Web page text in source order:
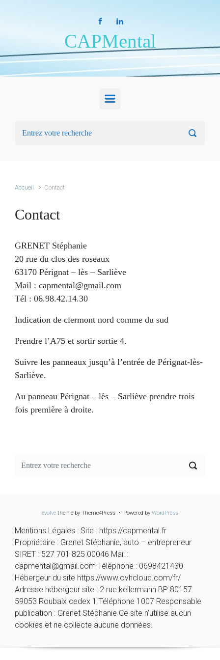
CAPMental
Accueil Contact
Contact
GRENET Stéphanie
20 rue du clos des roseaux
63170 Pérignat – lès – Sarliève
Mail : capmental@gmail.com
Tél : 06.98.42.14.30
Indication de clermont nord comme du sud
Prendre l’A75 et sortir sortie 4.
Suivre les panneaux jusqu’à l’entrée de Pérignat-lès-
Sarliève.
Au panneau Pérignat – lès – Sarliève prendre trois
fois première à droite.
evolve theme by Theme4Press • Powered by WordPress
Mentions Légales : Site : https://capmental.fr
Propriétaire : Grenet Stéphanie, auto – entrepreneur
SIRET : 527 701 825 00046 Mail :
capmental@gmail.com Téléphone : 0698421430
Hébergeur du site https://www.ovhcloud.com/fr/
Adresse hébergeur site : 2 rue kellermann BP 80157
59053 Roubaix cedex 1 Téléphone 1007 Responsable
publication : Grenet Stéphanie Ce site n’utilise aucun
cookies et ne collecte aucune données.